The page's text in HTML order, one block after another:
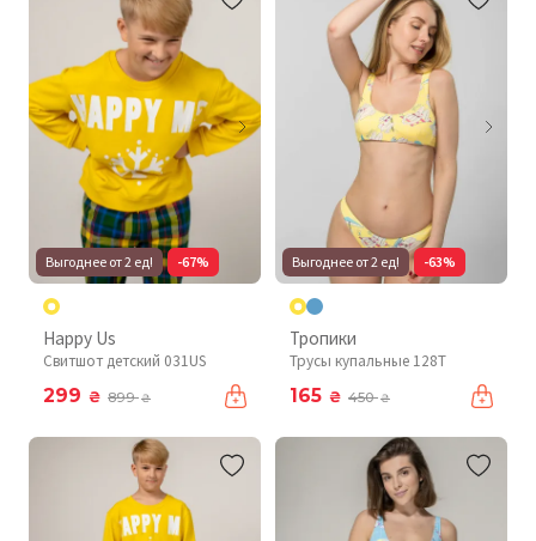
Выгоднее от 2 ед! -67%
Happy Us
Свитшот детский 031US
299 ₴ 899₴
Выгоднее от 2 ед! -63%
Тропики
Трусы купальные 128T
165 ₴ 450₴